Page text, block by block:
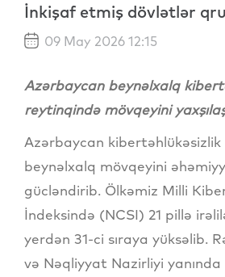
İnkişaf etmiş dövlətlər
09 May 2026 12:15
Azərbaycan beynəlxalq
reytinqində mövqeyini
Azərbaycan kibertəhlükəsizlik
beynəlxalq mövqeyini
gücləndirib. Ölkəmiz Milli
İndeksində (NCSI) 21 pillə
yerdən 31-ci sıraya yüksəlib.
və Nəqliyyat Nazirliyi